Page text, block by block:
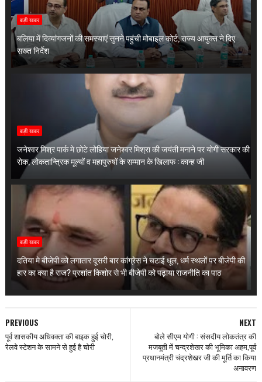
बड़ी खबर
बलिया में दिव्यांगजनों की समस्याएं सुनने पहुंची मोबाइल कोर्ट, राज्य आयुक्त ने दिए
सख्त निर्देश
बड़ी खबर
जनेश्वर मिश्र पार्क मे छोटे लोहिया जनेश्वर मिश्रा की जयंती मनाने पर योगी सरकार की
रोक, लोकतान्त्रिक मूल्यों व महापुरुषों के सम्मान के खिलाफ : कान्ह जी
बड़ी खबर
दतिया मे बीजेपी को लगातार दूसरी बार कांग्रेस ने चटाई धूल, धर्म स्थलों पर बीजेपी की
हार का क्या है राज? प्रशांत किशोर से भी बीजेपी को पढ़ाया राजनीति का पाठ
NEXT
बोले सीएम योगी : संसदीय लोकतंत्र की
मजबूती में चन्द्रशेखर की भूमिका अहम,पूर्व
प्रधानमंत्री चंद्रशेखर जी की मूर्ति का किया
अनावरण
PREVIOUS
पूर्व शासकीय अधिवक्ता की बाइक हुई चोरी,
रेलवे स्टेशन के सामने से हुई है चोरी